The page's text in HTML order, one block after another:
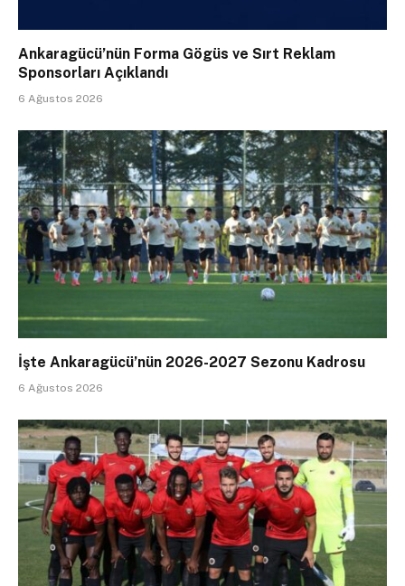
Ankaragücü’nün Forma Gögüs ve Sırt Reklam
Sponsorları Açıklandı
6 Ağustos 2026
İşte Ankaragücü’nün 2026-2027 Sezonu Kadrosu
6 Ağustos 2026